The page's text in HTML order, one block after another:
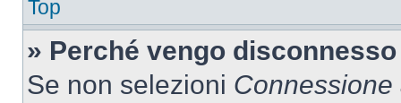
Top
» Perché vengo
Se non selezioni